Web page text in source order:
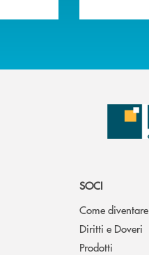
SOCI
Come diventare
Diritti e Doveri
Prodotti